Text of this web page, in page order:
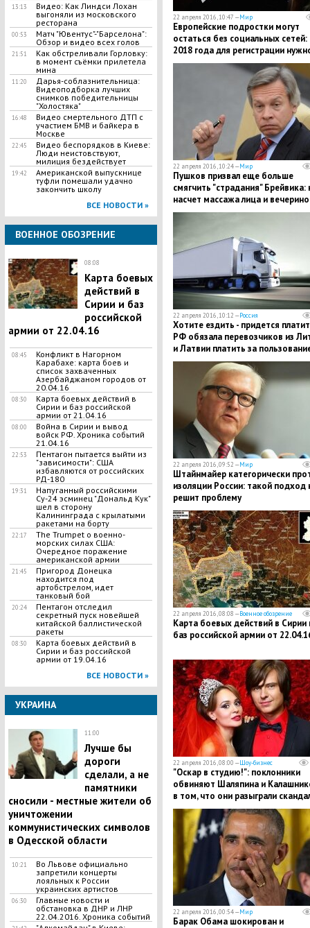
13:13
Видео: Как Линдси Лохан
выгоняли из московского
ресторана
00:53
Матч "Ювентус"-"Барселона":
Обзор и видео всех голов
21:51
Как обстреливали Горловку:
в момент съёмки прилетела
мина
11:20
Дарья-соблазнительница:
Видеоподборка лучших
снимков победительницы
"Холостяка"
16:48
Видео смертельного ДТП с
участием БМВ и байкера в
Москве
22:45
Видео беспорядков в Киеве:
Люди неистовствуют,
милиция бездействует
19:42
Американской выпускнице
туфли помешали удачно
закончить школу
ВСЕ НОВОСТИ »
ВОЕННОЕ ОБОЗРЕНИЕ
08:08
Карта боевых
действий в
Сирии и баз
российской
армии от 22.04.16
08:45
Конфликт в Нагорном
Карабахе: карта боев и
список захваченных
Азербайджаном городов от
20.04.16
08:30
Карта боевых действий в
Сирии и баз российской
армии от 21.04.16
08:00
Война в Сирии и вывод
войск РФ. Хроника событий
21.04.16
22:53
Пентагон пытается выйти из
"зависимости": США
избавляются от российских
РД-180
19:31
Напуганный российскими
Су-24 эсминец "Дональд Кук"
шел в сторону
Калининграда с крылатыми
ракетами на борту
22:17
The Trumpet о военно-
морских силах США:
Очередное поражение
американской армии
21:45
Пригород Донецка
находится под
артобстрелом, идет
танковый бой
20:24
Пентагон отследил
секретный пуск новейшей
китайской баллистической
ракеты
08:30
Карта боевых действий в
Сирии и баз российской
армии от 19.04.16
ВСЕ НОВОСТИ »
УКРАИНА
11:00
Лучше бы
дороги
сделали, а не
памятники
сносили - местные жители об
уничтожении
коммунистических символов
в Одесской области
10:21
Во Львове официально
запретили концерты
лояльных к России
украинских артистов
06:30
Главные новости и
обстановка в ДНР и ЛНР
22.04.2016. Хроника событий
22 апреля 2016, 10:47 —Мир
Европейские подростки могут
остаться без социальных сетей:
2018 года для регистрации
будет согласие родителей
22 апреля 2016, 10:24 —Мир
Пушков призвал еще больше
смягчить "страдания" Брейвика:
насчет массажа лица и
по субботам?
22 апреля 2016, 10:12 —Россия
Хотите ездить - придется
РФ обязала перевозчиков из
и Латвии платить за
российскими дорогами 850
22 апреля 2016, 09:52 —Мир
Штайнмайер категорически
изоляции России: такой подход
решит проблему
22 апреля 2016, 08:08 —Военное обозрение
Карта боевых действий в Сирии
баз российской армии от
22 апреля 2016, 08:00 —Шоу-бизнес
"Оскар в студию!": поклонники
обвиняют Шаляпина и
в том, что они разыграли
ДНК-тестом ради пиара
22 апреля 2016, 00:54 —Мир
Барак Обама шокирован и